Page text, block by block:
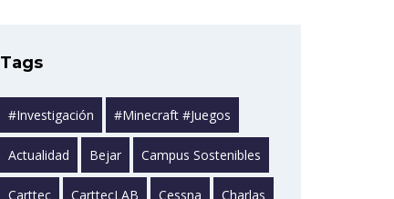
Tags
#investigación #minecraft #juegos
Actualidad Bejar Campus Sostenibles
Carttec CarttecLAB Cessna Charlas